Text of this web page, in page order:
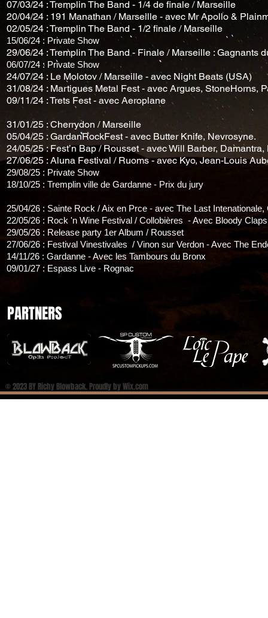
07/03/24 : Tremplin The Band - 1/4 de finale / Marseille
20/04/24 : 191 Manathan / Marseille - avec Mr Apollo &
02/05/24 : Tremplin The Band - 1/2 finale / Marseille
15/06/24 : Private Show
29/06/24 : Tremplin The Band - Finale / Marseille : Gagnants
06/07/24 : Private Show
24/07/24 : Le Molotov / Marseille - avec Night Beats (USA)
31/08/24 : Martigues Metal Fest - avec Argues, StoneHorns,
09/11/24 : Trets Fest - avec Aeroplane
31/01/25 : Cherrydon / Marseille
05/04/25 : GardanRockFest - avec Butter Knife, Nevrosyne.
24/05/25 : Fest’n Bap / Rousset - avec Will Barber, Damantra,
27/06/25 : Aluna Festival / Ruoms - avec Kyo, Jean-Louis
29/08/25 : Private Show
18/10/25 : Tremplin ville de Gardanne - Prix du jury
25/04/26 : Sainte Rock / Aix en Prce - avec The Last
22/05/26 : Rock 'n Wine Festival / Collobières - Avec Bloody
29/05/26 : Release party 1er Album / Rousset
27/06/26 : Festival Vinestivales / Vinon sur Verdon - Avec The
14/11/26 : Gardanne - Avec les Tambours du Bronx
09/01/27 : Espass Live - Rognac
PARTNERS
© 2023 BY Richy Blowback. Proudly byWix.com